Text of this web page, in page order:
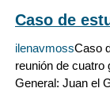
Caso de
ilenavmossCaso
reunión de cuatro
General: Juan el